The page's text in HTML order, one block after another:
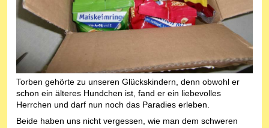
Torben gehörte zu unseren Glückskindern, denn obwohl er
schon ein älteres Hundchen ist, fand er ein liebevolles
Herrchen und darf nun noch das Paradies erleben.
Beide haben uns nicht vergessen, wie man dem schweren